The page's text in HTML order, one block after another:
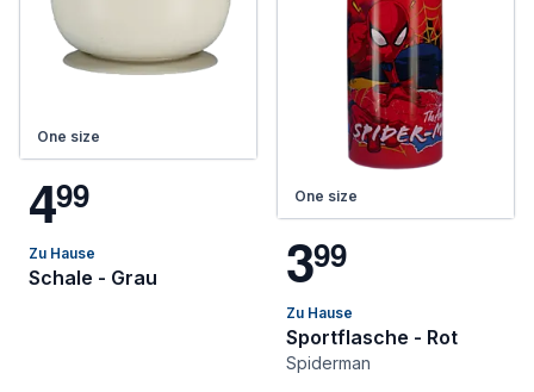
One size
499
Zu Hause
Schale - Grau
One size
399
Zu Hause
Sportflasche - Rot
Spiderman